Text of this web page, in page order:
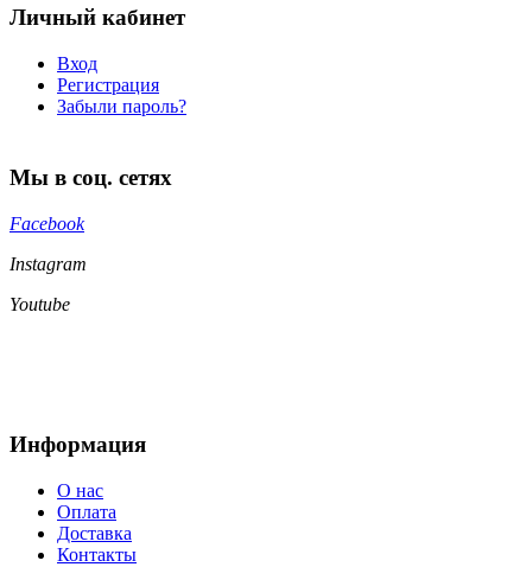
Личный кабинет
Вход
Регистрация
Забыли пароль?
Мы в соц. сетях
Facebook
Instagram
Youtube
Информация
О нас
Оплата
Доставка
Контакты